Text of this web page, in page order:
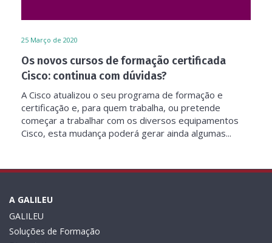
25 Março de 2020
Os novos cursos de formação certificada
Cisco: continua com dúvidas?
A Cisco atualizou o seu programa de formação e
certificação e, para quem trabalha, ou pretende
começar a trabalhar com os diversos equipamentos
Cisco, esta mudança poderá gerar ainda algumas...
A GALILEU
GALILEU
Soluções de Formação